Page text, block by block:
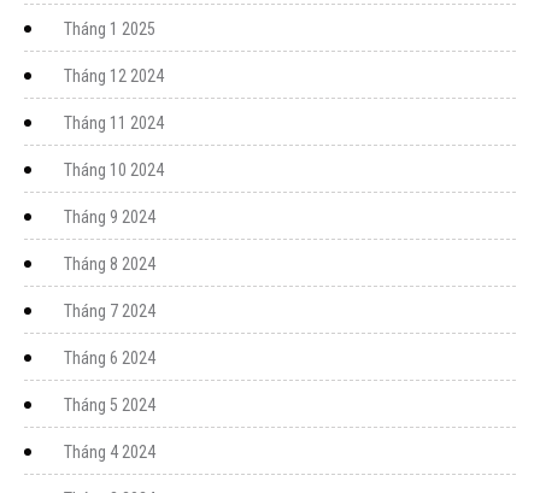
Tháng 1 2025
Tháng 12 2024
Tháng 11 2024
Tháng 10 2024
Tháng 9 2024
Tháng 8 2024
Tháng 7 2024
Tháng 6 2024
Tháng 5 2024
Tháng 4 2024